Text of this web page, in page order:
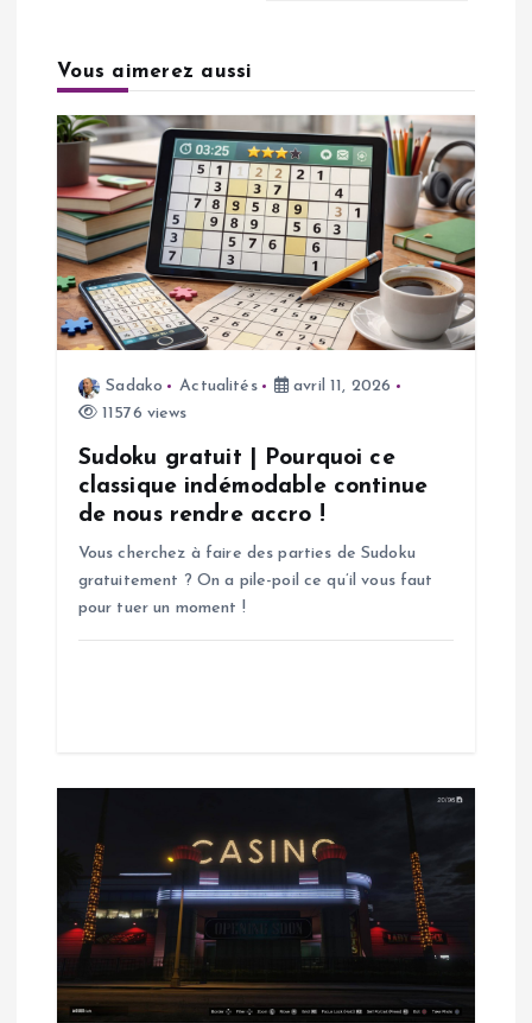
t
o
n
d
c
Vous aimerez aussi
Sadako Actualités
avril 11, 2026
11576 views
Sudoku gratuit | Pourquoi ce
classique indémodable continue
de nous rendre accro !
Vous cherchez à faire des parties de Sudoku
gratuitement ? On a pile-poil ce qu’il vous faut
pour tuer un moment !